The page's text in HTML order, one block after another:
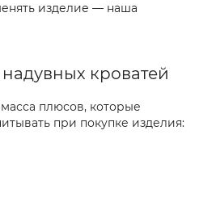
изделие — наша
кроватей
плюсов, которые
при покупке изделия: